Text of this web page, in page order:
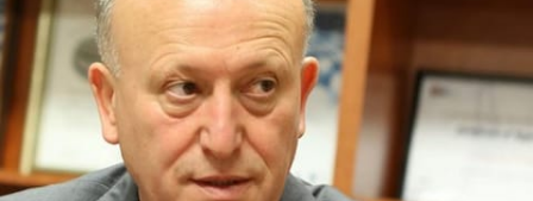
رياضة
كأس العالم